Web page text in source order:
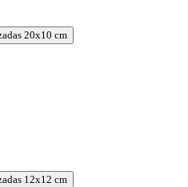
20x10 cm
12x12 cm